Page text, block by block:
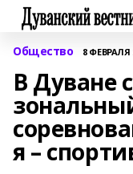
Общество 8 ФЕВРАЛЯ
В Дуване
я –